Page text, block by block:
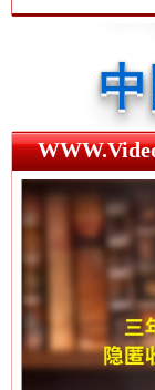
三年瞒报超